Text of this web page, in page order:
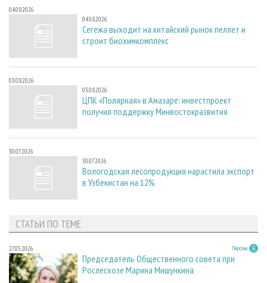
04.08.2026
04.08.2026
Сегежа выходит на китайский рынок пеллет и
строит биохимкомплекс
03.08.2026
03.08.2026
ЦПК «Полярная» в Амазаре: инвестпроект
получил поддержку Минвостокразвития
30.07.2026
30.07.2026
Вологодская лесопродукция нарастила экспорт
в Узбекистан на 12%
СТАТЬИ ПО ТЕМЕ
27.05.2026 Персона
Председатель Общественного совета при
Рослесхозе Марина Мишункина